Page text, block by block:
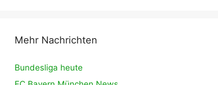
Mehr Nachrichten
Bundesliga heute